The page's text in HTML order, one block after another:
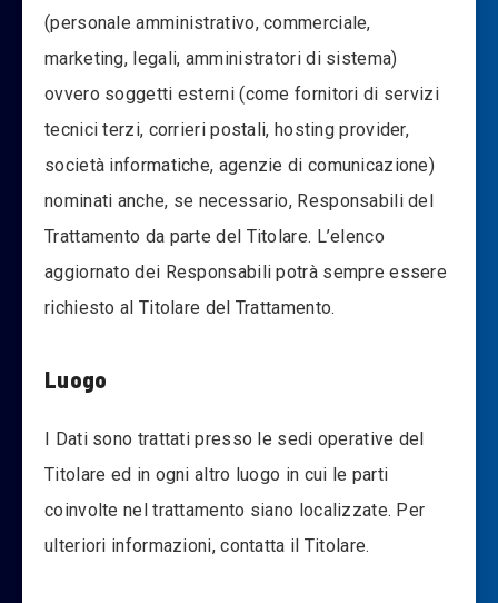
(personale amministrativo, commerciale,
marketing, legali, amministratori di sistema)
ovvero soggetti esterni (come fornitori di servizi
tecnici terzi, corrieri postali, hosting provider,
società informatiche, agenzie di comunicazione)
nominati anche, se necessario, Responsabili del
Trattamento da parte del Titolare. L’elenco
aggiornato dei Responsabili potrà sempre essere
richiesto al Titolare del Trattamento.
Luogo
I Dati sono trattati presso le sedi operative del
Titolare ed in ogni altro luogo in cui le parti
coinvolte nel trattamento siano localizzate. Per
ulteriori informazioni, contatta il Titolare.